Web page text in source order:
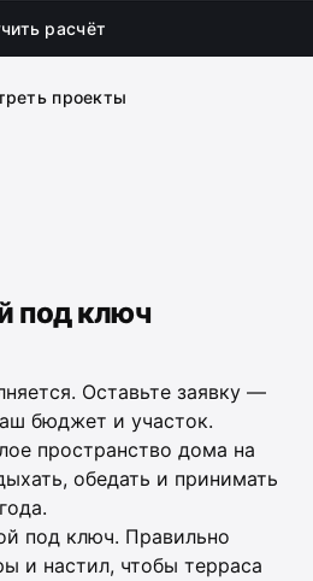
расчёт
проекты
под ключ
Оставьте заявку —
бюджет и участок.
пространство дома на
обедать и принимать
под ключ. Правильно
и настил, чтобы терраса